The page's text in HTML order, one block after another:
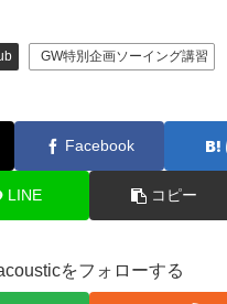
GW特別企画ソーイング講習
Facebook
LINE コピー
をフォローする